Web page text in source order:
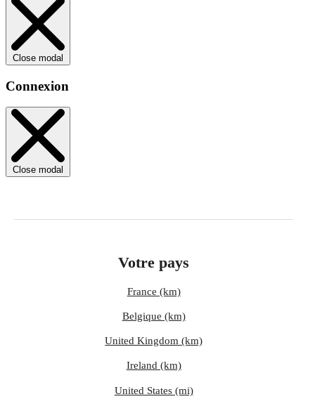
Close modal
Connexion
Close modal
Votre pays
France (km)
Belgique (km)
United Kingdom (km)
Ireland (km)
United States (mi)